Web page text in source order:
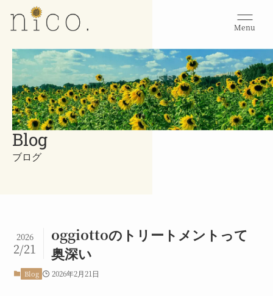
Menu
Blog
ブログ
oggiottoのトリートメントって
奥深い
2026
2/21
Blog 2026年2月21日